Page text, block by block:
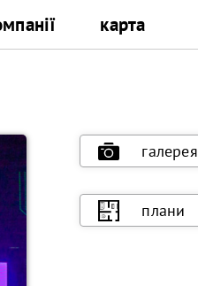
карта
галерея
плани